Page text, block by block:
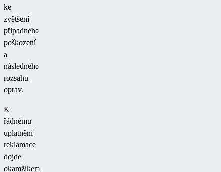
ke
zvětšení
případného
poškození
a
následného
rozsahu
oprav.
K
řádnému
uplatnění
reklamace
dojde
okamžikem